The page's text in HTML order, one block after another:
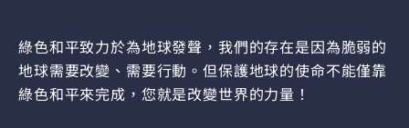
綠色和平致力於為地球發聲，我們的存在是因為脆弱的
地球需要改變、需要行動。但保護地球的使命不能僅靠
綠色和平來完成，您就是改變世界的力量！